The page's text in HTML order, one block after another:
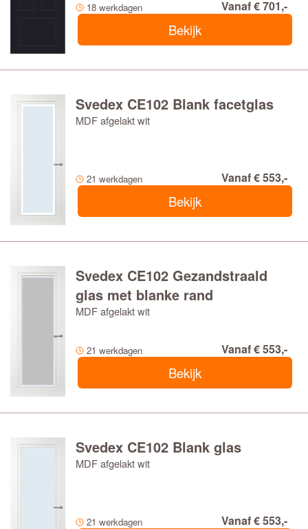
18 werkdagen Vanaf € 701,-
Bekijk
Svedex CE102 Blank facetglas
MDF afgelakt wit
21 werkdagen Vanaf € 553,-
Bekijk
Svedex CE102 Gezandstraald
glas met blanke rand
MDF afgelakt wit
21 werkdagen Vanaf € 553,-
Bekijk
Svedex CE102 Blank glas
MDF afgelakt wit
21 werkdagen Vanaf € 553,-